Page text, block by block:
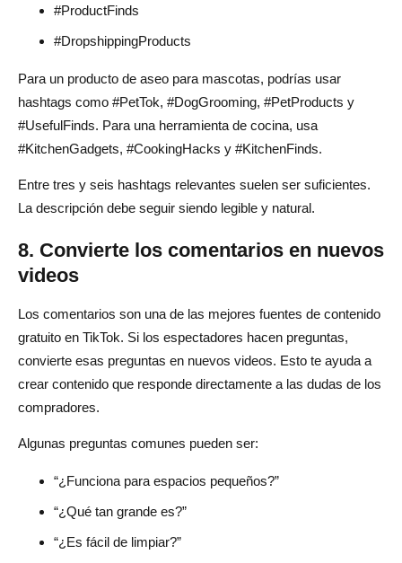
#ProductFinds
#DropshippingProducts
Para un producto de aseo para mascotas, podrías usar
hashtags como #PetTok, #DogGrooming, #PetProducts y
#UsefulFinds. Para una herramienta de cocina, usa
#KitchenGadgets, #CookingHacks y #KitchenFinds.
Entre tres y seis hashtags relevantes suelen ser suficientes.
La descripción debe seguir siendo legible y natural.
8. Convierte los comentarios en nuevos
videos
Los comentarios son una de las mejores fuentes de contenido
gratuito en TikTok. Si los espectadores hacen preguntas,
convierte esas preguntas en nuevos videos. Esto te ayuda a
crear contenido que responde directamente a las dudas de los
compradores.
Algunas preguntas comunes pueden ser:
“¿Funciona para espacios pequeños?”
“¿Qué tan grande es?”
“¿Es fácil de limpiar?”